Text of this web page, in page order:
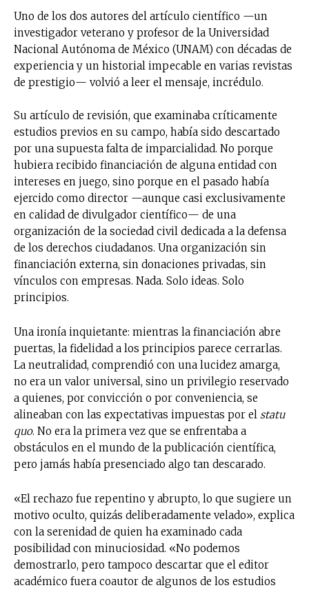
Uno de los dos autores del artículo científico —un
investigador veterano y profesor de la Universidad
Nacional Autónoma de México (UNAM) con décadas de
experiencia y un historial impecable en varias revistas
de prestigio— volvió a leer el mensaje, incrédulo.
Su artículo de revisión, que examinaba críticamente
estudios previos en su campo, había sido descartado
por una supuesta falta de imparcialidad. No porque
hubiera recibido financiación de alguna entidad con
intereses en juego, sino porque en el pasado había
ejercido como director —aunque casi exclusivamente
en calidad de divulgador científico— de una
organización de la sociedad civil dedicada a la defensa
de los derechos ciudadanos. Una organización sin
financiación externa, sin donaciones privadas, sin
vínculos con empresas. Nada. Solo ideas. Solo
principios.
Una ironía inquietante: mientras la financiación abre
puertas, la fidelidad a los principios parece cerrarlas.
La neutralidad, comprendió con una lucidez amarga,
no era un valor universal, sino un privilegio reservado
a quienes, por convicción o por conveniencia, se
alineaban con las expectativas impuestas por el statu
quo. No era la primera vez que se enfrentaba a
obstáculos en el mundo de la publicación científica,
pero jamás había presenciado algo tan descarado.
«El rechazo fue repentino y abrupto, lo que sugiere un
motivo oculto, quizás deliberadamente velado», explica
con la serenidad de quien ha examinado cada
posibilidad con minuciosidad. «No podemos
demostrarlo, pero tampoco descartar que el editor
académico fuera coautor de algunos de los estudios